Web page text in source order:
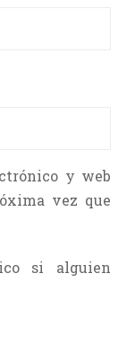
y web
vez que
si alguien